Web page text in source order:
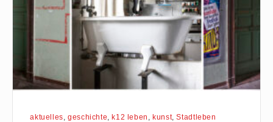
aktuelles ,geschichte ,k12 leben ,kunst,Stadtleben